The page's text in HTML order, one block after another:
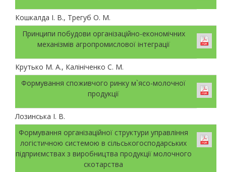
Кошкалда І. В., Трегуб О. М.
Принципи побудови організаційно-економічних
механізмів агропромислової інтеграції
Крутько М. А., Калініченко С. М.
Формування споживчого ринку м`ясо-молочної
продукції
Лозинська І. В.
Формування організаційної структури управління
логістичною системою в сільськогосподарських
підприємствах з виробництва продукції молочного
скотарства